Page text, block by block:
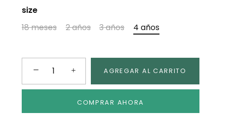
size
18 meses
2 años 3 años 4 años
− + AGREGAR AL CARRITO
COMPRAR AHORA